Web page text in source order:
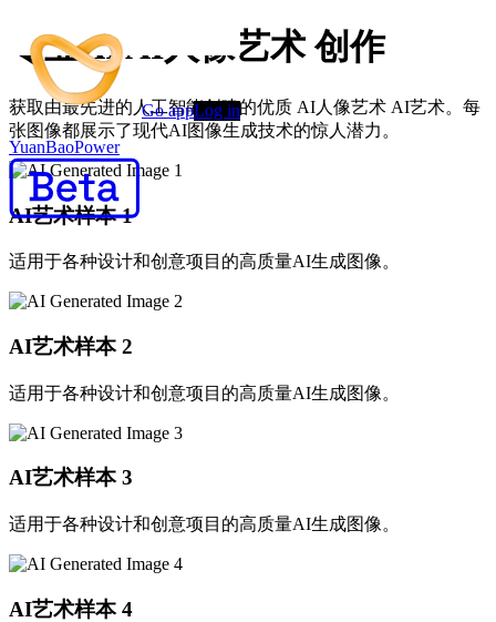
YuanBaoPower
Go appLog in
专业AI AI人像艺术 创作
获取由最先进的人工智能创建的优质 AI人像艺术 AI艺术。每
张图像都展示了现代AI图像生成技术的惊人潜力。
AI艺术样本 1
适用于各种设计和创意项目的高质量AI生成图像。
AI艺术样本 2
适用于各种设计和创意项目的高质量AI生成图像。
AI艺术样本 3
适用于各种设计和创意项目的高质量AI生成图像。
AI艺术样本 4